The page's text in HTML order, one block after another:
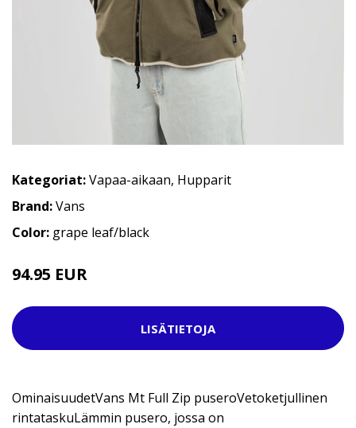
Kategoriat:Vapaa-aikaan, Hupparit
Brand:Vans
Color: grape leaf/black
94.95 EUR
LISÄTIETOJA
OminaisuudetVans Mt Full Zip puseroVetoketjullinen
rintataskuLämmin pusero, jossa on